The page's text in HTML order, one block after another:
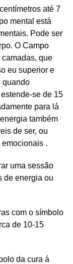
até 7
mental está
Pode ser
O Campo
que
eu superior e
quando
se de 15
para lá
também
de ser, ou
.
uma sessão
de energia ou
com o símbolo
de 10-15
da cura á